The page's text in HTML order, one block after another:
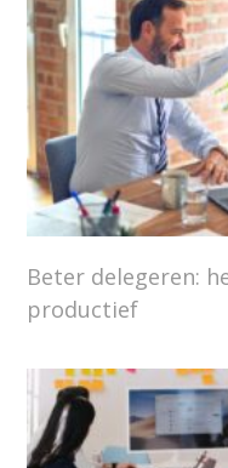
Beter delegeren:
productief